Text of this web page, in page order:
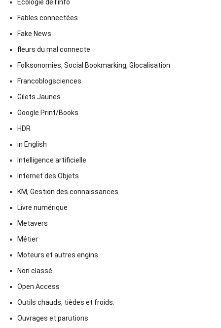
Ecologie de l'info
Fables connectées
Fake News
fleurs du mal connecte
Folksonomies, Social Bookmarking, Glocalisation
Francoblogsciences
Gilets Jaunes
Google Print/Books
HDR
in English
Intelligence artificielle
Internet des Objets
KM, Gestion des connaissances
Livre numérique
Metavers
Métier
Moteurs et autres engins
Non classé
Open Access
Outils chauds, tièdes et froids.
Ouvrages et parutions